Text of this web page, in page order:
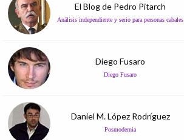
El Blog de Pedro Pitarch
Análisis independiente y serio para personas cabales
Diego Fusaro
Diego Fusaro
Daniel M. López Rodríguez
Posmodernia